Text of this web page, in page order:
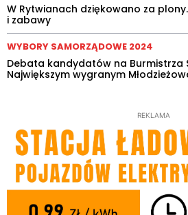
W Rytwianach dziękowano za
i zabawy
WYBORY SAMORZĄDOWE 2024
Debata kandydatów na Burmistrza
Największym wygranym
REKLAMA